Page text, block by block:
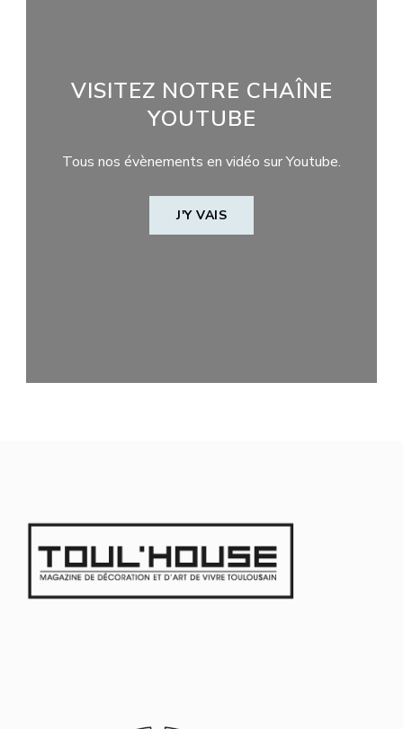
VISITEZ NOTRE CHAÎNE
YOUTUBE
Tous nos évènements en vidéo sur Youtube.
J'Y VAIS